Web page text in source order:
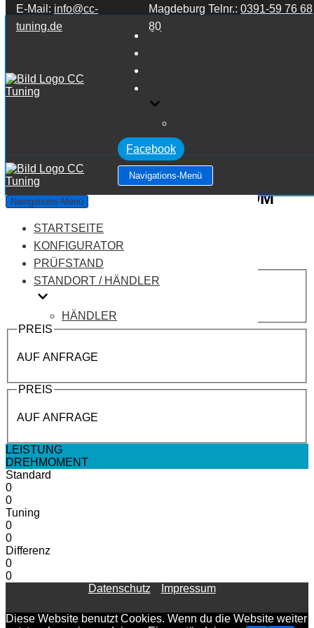
Zum Inhalt springen
E-Mail: info@cc-
tuning.de
Magdeburg Telnr.:0391-59 76 68
80
STARTSEITE
Facebook
Navigations-Menü
Navigations-Menü
STARTSEITE
KONFIGURATOR
PRÜFSTAND
STANDORT / HÄNDLER
HÄNDLER
Alfa Romeo 159 939 159 1.9 JTDM
Leistung:150 PS
Drehmoment: 320 NM
Motortyp:Diesel
PREIS
AUF ANFRAGE
PREIS
AUF ANFRAGE
PREIS
AUF ANFRAGE
LEISTUNG
DREHMOMENT
Standard
0
0
Tuning
0
0
Differenz
0
0
Datenschutz
Impressum
Diese Website benutzt Cookies. Wenn du die Website weiter